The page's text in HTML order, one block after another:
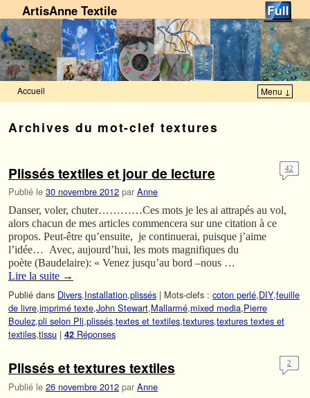
ArtisAnne Textile
Accueil Menu ↓
Archives du mot-clef textures
Plissés textiles et jour de lecture
Publié le 30 novembre 2012 par Anne
42
Danser, voler, chuter…………Ces mots je les ai attrapés au vol,
alors chacun de mes articles commencera sur une citation à ce
propos. Peut-être qu’ensuite, je continuerai, puisque j’aime
l’idée… Avec, aujourd’hui, les mots magnifiques du
poète (Baudelaire): « Venez jusqu’au bord –nous …
Lire la suite →
Publié dans Divers,Installation,plissés | Mots-clefs : coton perlé,DIY,feuille
de livre,imprimé texte,John Stewart,Mallarmé,mixed media,Pierre
Boulez,pli selon Pli,plissés,textes et textiles,textures,textures textes et
textiles,tissu | 42 Réponses
Plissés et textures textiles
Publié le 26 novembre 2012 par Anne
2